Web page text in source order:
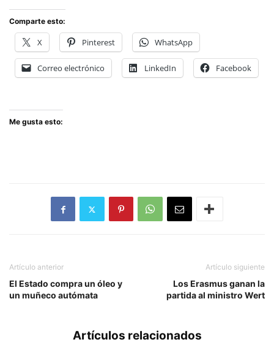
Comparte esto:
X Pinterest WhatsApp
Correo electrónico LinkedIn Facebook
Me gusta esto:
Artículo anterior
El Estado compra un óleo y
un muñeco autómata
Artículo siguiente
Los Erasmus ganan la
partida al ministro Wert
Artículos relacionados